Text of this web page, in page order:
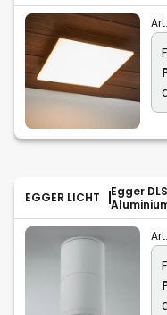
EGGER LICHT
Egger